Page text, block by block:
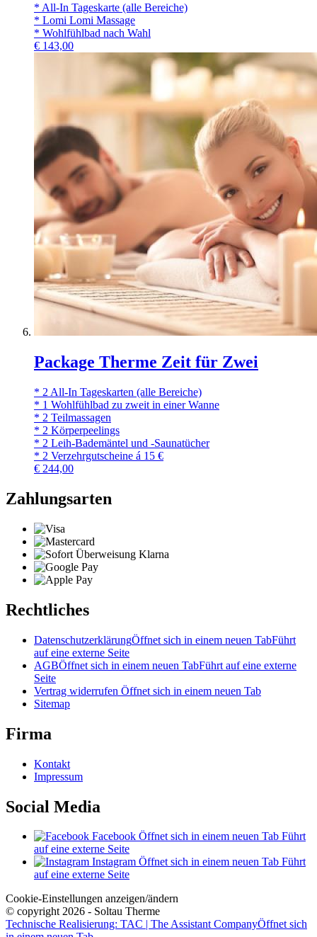
* All-In Tageskarte (alle Bereiche)
* Lomi Lomi Massage
* Wohlfühlbad nach Wahl
€ 143,00
Package Therme Zeit für Zwei
* 2 All-In Tageskarten (alle Bereiche)
* 1 Wohlfühlbad zu zweit in einer Wanne
* 2 Teilmassagen
* 2 Körperpeelings
* 2 Leih-Bademäntel und -Saunatücher
* 2 Verzehrgutscheine á 15 €
€ 244,00
Zahlungsarten
Rechtliches
DatenschutzerklärungÖffnet sich in einem neuen TabFührt
auf eine externe Seite
AGBÖffnet sich in einem neuen TabFührt auf eine externe
Seite
Vertrag widerrufen Öffnet sich in einem neuen Tab
Sitemap
Firma
Kontakt
Impressum
Social Media
Facebook Öffnet sich in einem neuen Tab Führt
auf eine externe Seite
Instagram Öffnet sich in einem neuen Tab Führt
auf eine externe Seite
Cookie-Einstellungen anzeigen/ändern
© copyright 2026 - Soltau Therme
Technische Realisierung: TAC | The Assistant CompanyÖffnet sich